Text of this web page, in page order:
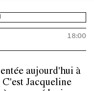
18:00
aujourd'hui à
Jacqueline